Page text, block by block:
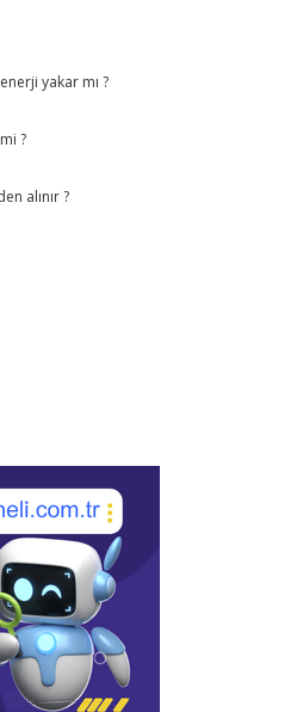
yakar mı ?
?
alınır ?